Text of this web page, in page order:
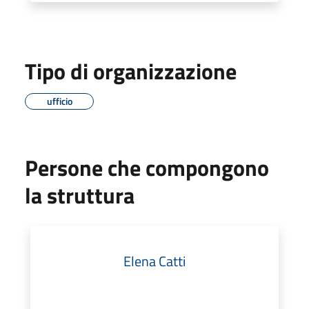
Tipo di organizzazione
ufficio
Persone che compongono
la struttura
Elena Catti